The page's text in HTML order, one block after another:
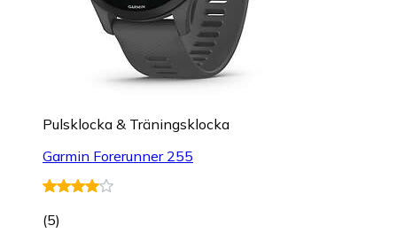
Pulsklocka & Träningsklocka
Garmin Forerunner 255
(5)